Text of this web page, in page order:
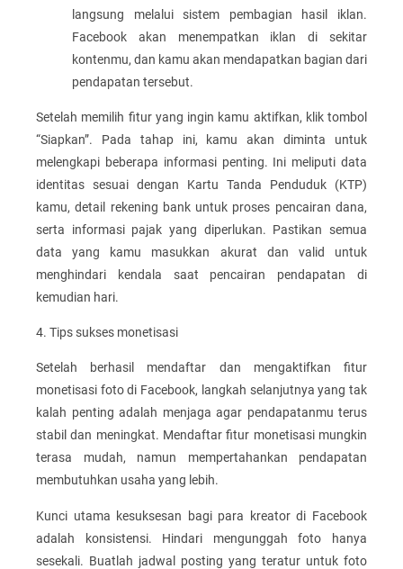
langsung melalui sistem pembagian hasil iklan.
Facebook akan menempatkan iklan di sekitar
kontenmu, dan kamu akan mendapatkan bagian dari
pendapatan tersebut.
Setelah memilih fitur yang ingin kamu aktifkan, klik tombol
“Siapkan”. Pada tahap ini, kamu akan diminta untuk
melengkapi beberapa informasi penting. Ini meliputi data
identitas sesuai dengan Kartu Tanda Penduduk (KTP)
kamu, detail rekening bank untuk proses pencairan dana,
serta informasi pajak yang diperlukan. Pastikan semua
data yang kamu masukkan akurat dan valid untuk
menghindari kendala saat pencairan pendapatan di
kemudian hari.
4. Tips sukses monetisasi
Setelah berhasil mendaftar dan mengaktifkan fitur
monetisasi foto di Facebook, langkah selanjutnya yang tak
kalah penting adalah menjaga agar pendapatanmu terus
stabil dan meningkat. Mendaftar fitur monetisasi mungkin
terasa mudah, namun mempertahankan pendapatan
membutuhkan usaha yang lebih.
Kunci utama kesuksesan bagi para kreator di Facebook
adalah konsistensi. Hindari mengunggah foto hanya
sesekali. Buatlah jadwal posting yang teratur untuk foto